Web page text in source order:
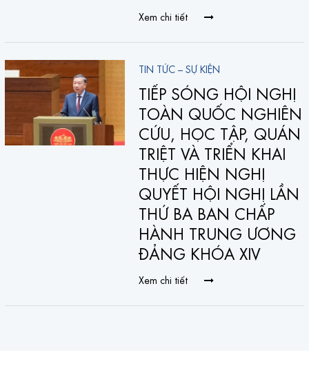
Xem chi tiết
TIN TỨC – SỰ KIỆN
TIẾP SÓNG HỘI NGHỊ
TOÀN QUỐC NGHIÊN
CỨU, HỌC TẬP, QUÁN
TRIỆT VÀ TRIỂN KHAI
THỰC HIỆN NGHỊ
QUYẾT HỘI NGHỊ LẦN
THỨ BA BAN CHẤP
HÀNH TRUNG ƯƠNG
ĐẢNG KHÓA XIV
Xem chi tiết